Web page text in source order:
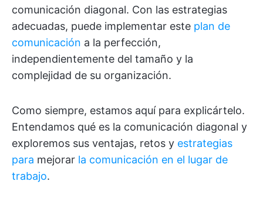
comunicación diagonal. Con las estrategias
adecuadas, puede implementar este plan de
comunicación a la perfección,
independientemente del tamaño y la
complejidad de su organización.
Como siempre, estamos aquí para explicártelo.
Entendamos qué es la comunicación diagonal y
exploremos sus ventajas, retos y estrategias
para mejorar la comunicación en el lugar de
trabajo.